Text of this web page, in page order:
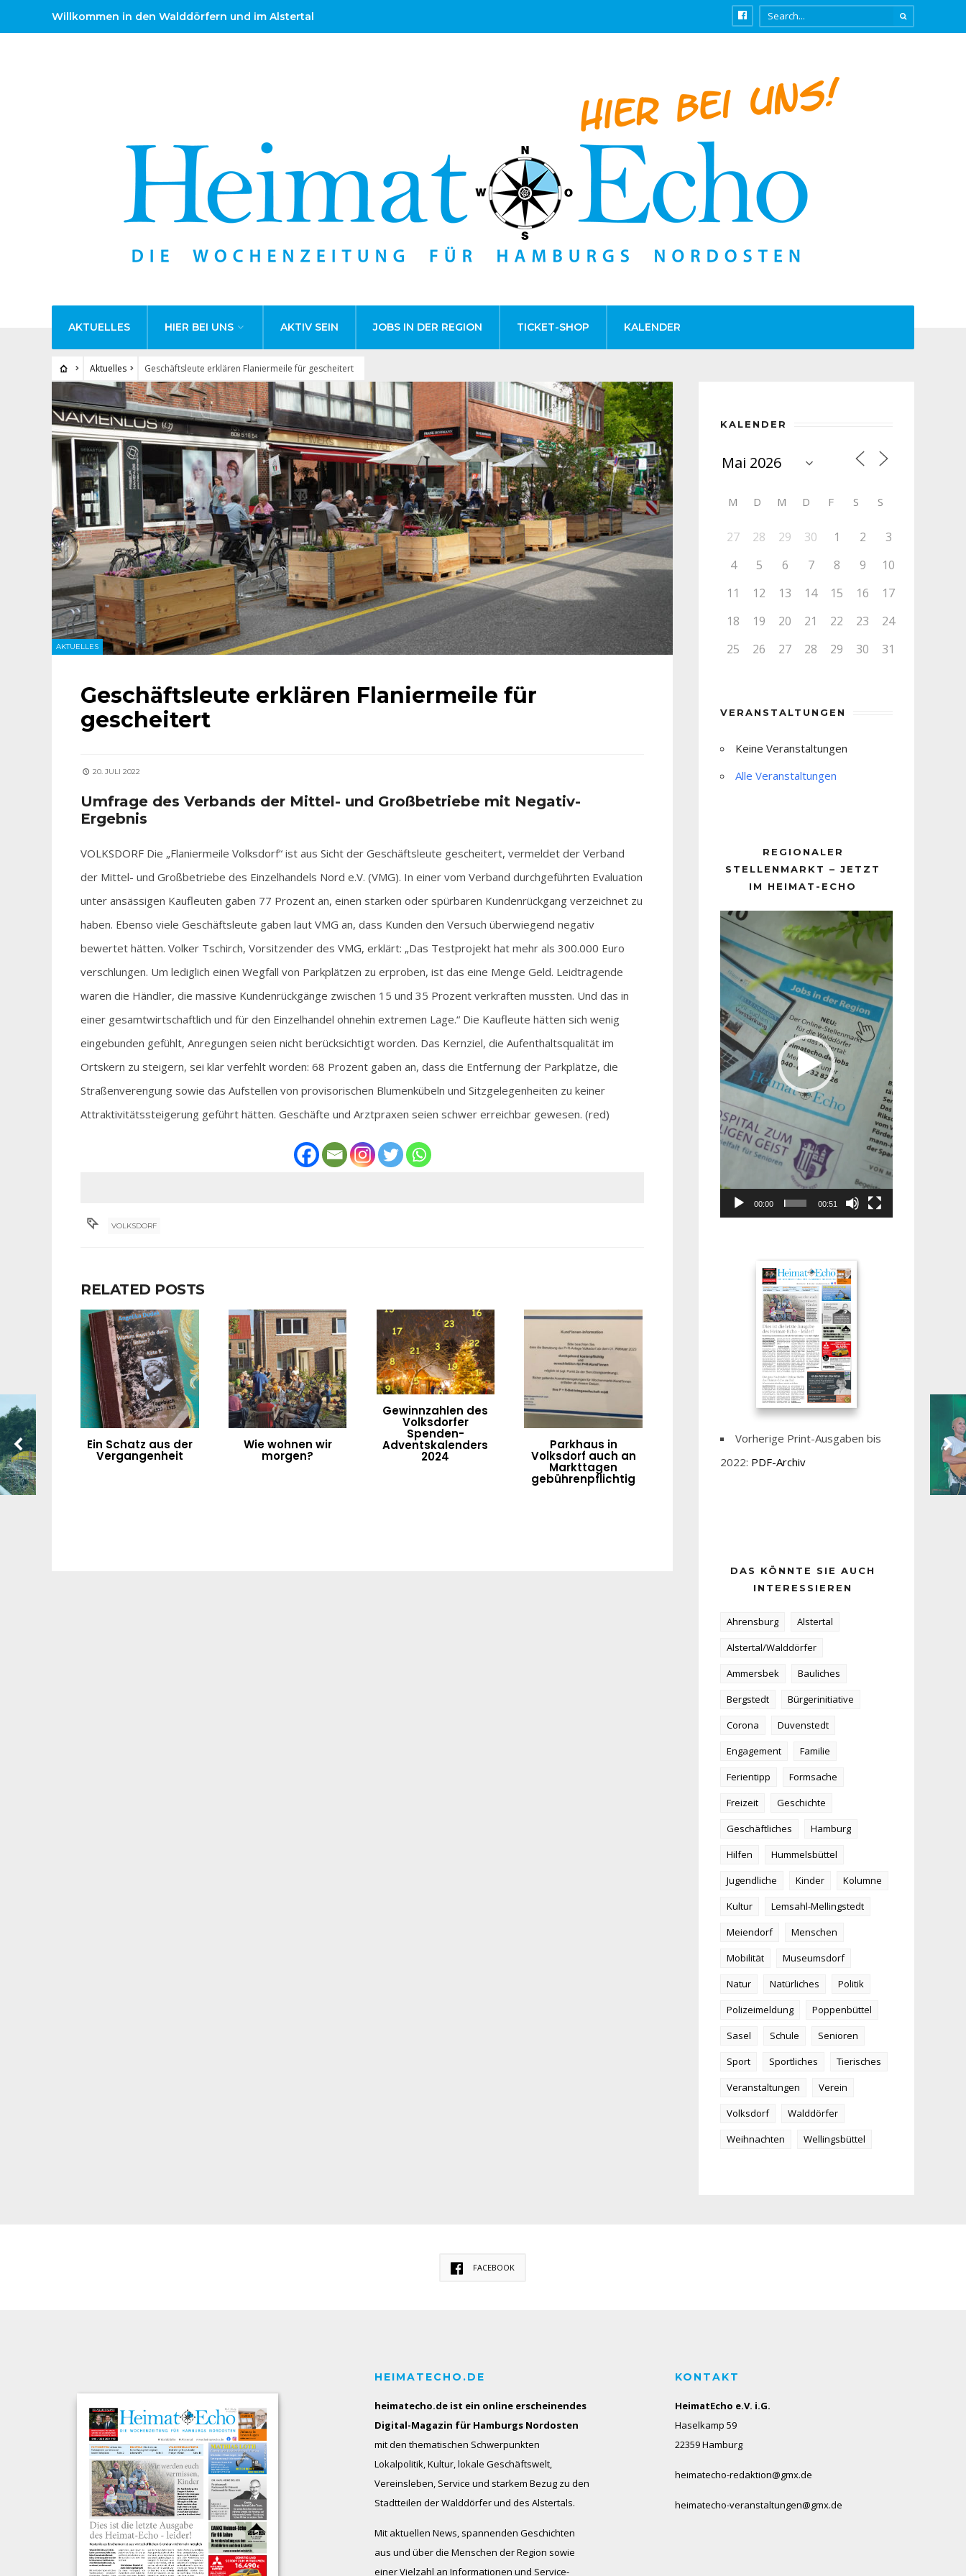
Willkommen in den Walddörfern und im Alstertal
AKTUELLES HIER BEI UNS AKTIV SEIN JOBS IN DER REGION TICKET-SHOP KALENDER
Aktuelles Geschäftsleute erklären Flaniermeile für gescheitert
AKTUELLES
Geschäftsleute erklären Flaniermeile für
gescheitert
20. JULI 2022
Umfrage des Verbands der Mittel- und Großbetriebe mit Negativ-
Ergebnis
VOLKSDORF Die „Flaniermeile Volksdorf“ ist aus Sicht der Geschäftsleute gescheitert, vermeldet der Verband
der Mittel- und Großbetriebe des Einzelhandels Nord e.V. (VMG). In einer vom Verband durchgeführten Evaluation
unter ansässigen Kaufleuten gaben 77 Prozent an, einen starken oder spürbaren Kundenrückgang verzeichnet zu
haben. Ebenso viele Geschäftsleute gaben laut VMG an, dass Kunden den Versuch überwiegend negativ
bewertet hätten. Volker Tschirch, Vorsitzender des VMG, erklärt: „Das Testprojekt hat mehr als 300.000 Euro
verschlungen. Um lediglich einen Wegfall von Parkplätzen zu erproben, ist das eine Menge Geld. Leidtragende
waren die Händler, die massive Kundenrückgänge zwischen 15 und 35 Prozent verkraften mussten. Und das in
einer gesamtwirtschaftlich und für den Einzelhandel ohnehin extremen Lage.“ Die Kaufleute hätten sich wenig
eingebunden gefühlt, Anregungen seien nicht berücksichtigt worden. Das Kernziel, die Aufenthaltsqualität im
Ortskern zu steigern, sei klar verfehlt worden: 68 Prozent gaben an, dass die Entfernung der Parkplätze, die
Straßenverengung sowie das Aufstellen von provisorischen Blumenkübeln und Sitzgelegenheiten zu keiner
Attraktivitätssteigerung geführt hätten. Geschäfte und Arztpraxen seien schwer erreichbar gewesen. (red)
VOLKSDORF
RELATED POSTS
Ein Schatz aus der
Vergangenheit
Wie wohnen wir
morgen?
Gewinnzahlen des
Volksdorfer
Spenden-
Adventskalenders
2024
Parkhaus in
Volksdorf auch an
Markttagen
gebührenpflichtig
KALENDER
M D M D F S S
27 28 29 30 1 2
3
4
5 6 7 8 9
10
11
12 13 14 15 16
17
18
19 20 21 22 23
24
25
26 27 28 29 30 31
VERANSTALTUNGEN
Keine Veranstaltungen
Alle Veranstaltungen
REGIONALER
STELLENMARKT – JETZT
IM HEIMAT-ECHO
Player
00:00 00:51
Vorherige Print-Ausgaben bis
2022: PDF-Archiv
DAS KÖNNTE SIE AUCH
INTERESSIEREN
Ahrensburg
Alstertal
Alstertal/Walddörfer
Ammersbek
Bauliches
Bergstedt
Bürgerinitiative
Corona
Duvenstedt
Engagement
Familie
Ferientipp
Formsache
Freizeit
Geschichte
Geschäftliches
Hamburg
Hilfen
Hummelsbüttel
Jugendliche
Kinder
Kolumne
Kultur
Lemsahl-Mellingstedt
Meiendorf
Menschen
Mobilität
Museumsdorf
Natur
Natürliches
Politik
Polizeimeldung
Poppenbüttel
Sasel
Schule
Senioren
Sport
Sportliches
Tierisches
Veranstaltungen
Verein
Volksdorf
Walddörfer
Weihnachten
Wellingsbüttel
FACEBOOK
HEIMATECHO.DE
heimatecho.de ist ein online erscheinendes
Digital-Magazin für Hamburgs Nordosten
mit den thematischen Schwerpunkten
Lokalpolitik, Kultur, lokale Geschäftswelt,
Vereinsleben, Service und starkem Bezug zu den
Stadtteilen der Walddörfer und des Alstertals.
Mit aktuellen News, spannenden Geschichten
aus und über die Menschen der Region sowie
einer Vielzahl an Informationen und Service-
KONTAKT
HeimatEcho e.V. i.G.
Haselkamp 59
22359 Hamburg
heimatecho-redaktion@gmx.de
heimatecho-veranstaltungen@gmx.de